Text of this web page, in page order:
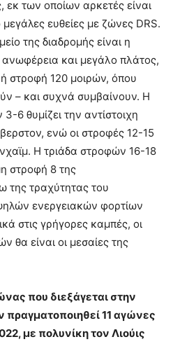
εκ των οποίων αρκετές είναι
ευθείες με ζώνες DRS.
της διαδρομής είναι η
και μεγάλο πλάτος,
στροφή 120 μοιρών, όπου
– και συχνά συμβαίνουν. Η
6 θυμίζει την αντίστοιχη
ενώ οι στροφές 12-15
Η τριάδα στροφών 16-18
στροφή 8 της
της τραχύτητας του
ενεργειακών φορτίων
στις γρήγορες καμπές, οι
θα είναι οι μεσαίες της
που διεξάγεται στην
πραγματοποιηθεί 11 αγώνες
με πολυνίκη τον Λιούις